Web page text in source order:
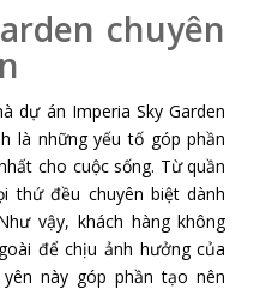
chuyên
dự án Imperia Sky Garden
là những yếu tố góp phần
cho cuộc sống. Từ quần
thứ đều chuyên biệt dành
vậy, khách hàng không
để chịu ảnh hưởng của
này góp phần tạo nên